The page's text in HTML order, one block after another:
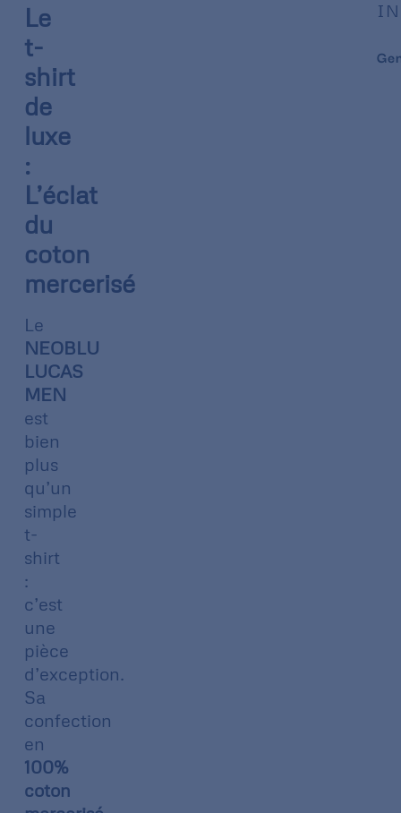
Le
t-
shirt
de
luxe
:
L’éclat
du
coton
mercerisé
Le
NEOBLU
LUCAS
MEN
est
bien
plus
qu’un
simple
t-
shirt
:
c’est
une
pièce
d’exception.
Sa
confection
en
100%
coton